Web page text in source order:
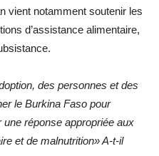
vient notamment soutenir les
d’assistance alimentaire,
des personnes et des
le Burkina Faso pour
une réponse appropriée aux
et de malnutrition» A-t-il